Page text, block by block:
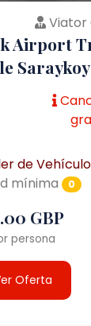
Viator
Airport
de
mínima
0
GBP
persona
Oferta